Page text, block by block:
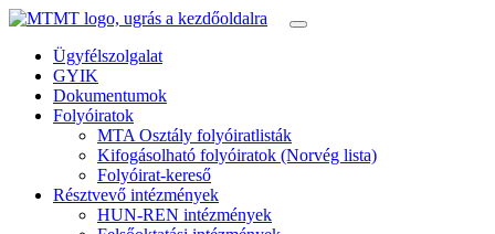
Ügyfélszolgalat
GYIK
Dokumentumok
Folyóiratok
MTA Osztály folyóiratlisták
Kifogásolható folyóiratok (Norvég lista)
Folyóirat-kereső
Résztvevő intézmények
HUN-REN intézmények